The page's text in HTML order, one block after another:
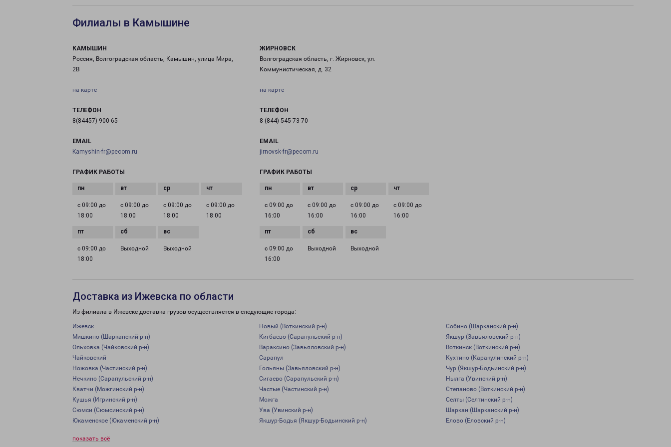
Филиалы в Камышине
КАМЫШИН
Россия, Волгоградская область, Камышин, улица Мира,
2В
на карте
ТЕЛЕФОН
8(84457) 900-65
EMAIL
Kamyshin-fr@pecom.ru
ГРАФИК РАБОТЫ
с 09:00 до
18:00
с 09:00 до
18:00
с 09:00 до
18:00
с 09:00 до
18:00
с 09:00 до
18:00
Выходной Выходной
ЖИРНОВСК
Волгоградская область, г. Жирновск, ул.
Коммунистическая, д. 32
на карте
ТЕЛЕФОН
8 (844) 545-73-70
EMAIL
jirnovsk-fr@pecom.ru
ГРАФИК РАБОТЫ
с 09:00 до
16:00
с 09:00 до
16:00
с 09:00 до
16:00
с 09:00 до
16:00
с 09:00 до
16:00
Выходной Выходной
Доставка из Ижевска по области
Из филиала в Ижевске доставка грузов осуществляется в следующие города:
Ижевск Новый (Воткинский р-н)
Собино (Шарканский р-н)
Мишкино (Шарканский р-н)
Кигбаево (Сарапульский р-н)
Якшур (Завьяловский р-н)
Ольховка (Чайковский р-н)
Вараксино (Завьяловский р-н)
Воткинск (Воткинский р-н)
Чайковский
Сарапул
Кухтино (Каракулинский р-н)
Ножовка (Частинский р-н)
Гольяны (Завьяловский р-н)
Чур (Якшур-Бодьинский р-н)
Нечкино (Сарапульский р-н)
Сигаево (Сарапульский р-н)
Нылга (Увинский р-н)
Кватчи (Можгинский р-н)
Частые (Частинский р-н)
Степаново (Воткинский р-н)
Кушья (Игринский р-н)
Можга
Селты (Селтинский р-н)
Сюмси (Сюмсинский р-н)
Ува (Увинский р-н)
Шаркан (Шарканский р-н)
Юкаменское (Юкаменский р-н)
Якшур-Бодья (Якшур-Бодьинский р-н) Елово (Еловский р-н)
показать всё